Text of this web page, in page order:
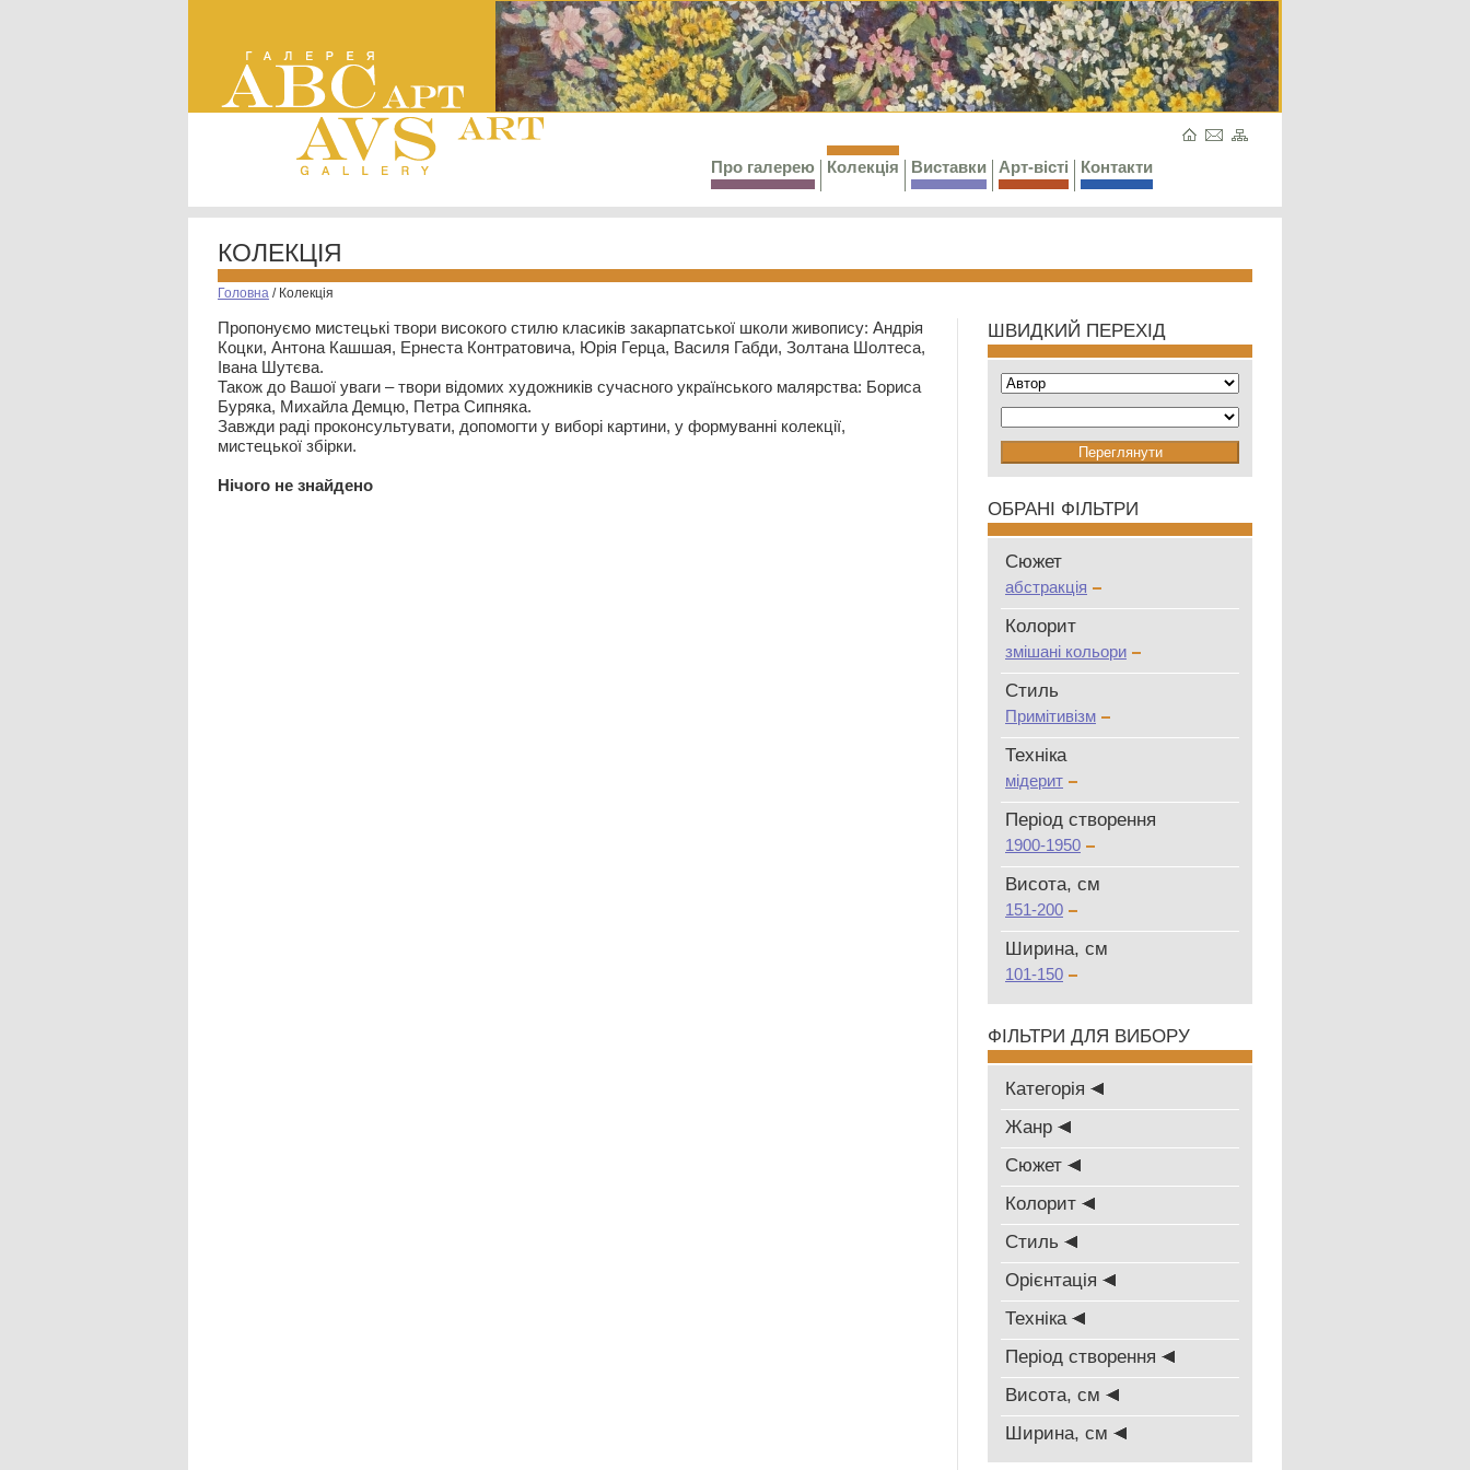
Про галерею Колекція Виставки Арт-вісті Контакти
КОЛЕКЦІЯ
Головна / Колекція
Пропонуємо мистецькі твори високого стилю класиків закарпатської школи живопису: Андрія
Коцки, Антона Кашшая, Ернеста Контратовича, Юрія Герца, Василя Габди, Золтана Шолтеса,
Івана Шутєва.
Також до Вашої уваги – твори відомих художників сучасного українського малярства: Бориса
Буряка, Михайла Демцю, Петра Сипняка.
Завжди раді проконсультувати, допомогти у виборі картини, у формуванні колекції,
мистецької збірки.
Нiчого не знайдено
ШВИДКИЙ ПЕРЕХІД
ОБРАНІ ФІЛЬТРИ
Сюжет
абстракція
Колорит
змішані кольори
Стиль
Примітивізм
Техніка
мідерит
Період створення
1900-1950
Висота, см
151-200
Ширина, см
101-150
ФІЛЬТРИ ДЛЯ ВИБОРУ
Категорія
Жанр
Сюжет
Колорит
Стиль
Oрієнтація
Техніка
Період створення
Висота, см
Ширина, см